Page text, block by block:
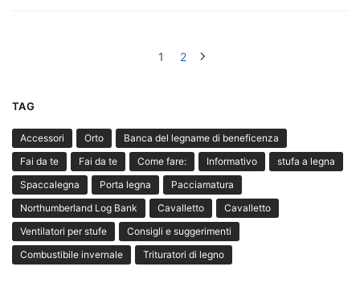
1 2
TAG
Accessori Orto
Banca del legname di beneficenza
Fai da te
Fai da te Come fare: Informativo
stufa a legna
Spaccalegna
Porta legna
Pacciamatura
Northumberland Log Bank
Cavalletto
Cavalletto
Ventilatori per stufe
Consigli e suggerimenti
Combustibile invernale
Trituratori di legno